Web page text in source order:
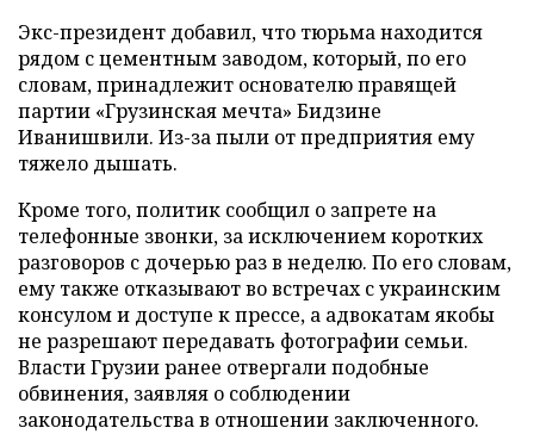
Экс-президент добавил, что тюрьма находится
рядом с цементным заводом, который, по его
словам, принадлежит основателю правящей
партии «Грузинская мечта» Бидзине
Иванишвили. Из-за пыли от предприятия ему
тяжело дышать.
Кроме того, политик сообщил о запрете на
телефонные звонки, за исключением коротких
разговоров с дочерью раз в неделю. По его словам,
ему также отказывают во встречах с украинским
консулом и доступе к прессе, а адвокатам якобы
не разрешают передавать фотографии семьи.
Власти Грузии ранее отвергали подобные
обвинения, заявляя о соблюдении
законодательства в отношении заключенного.